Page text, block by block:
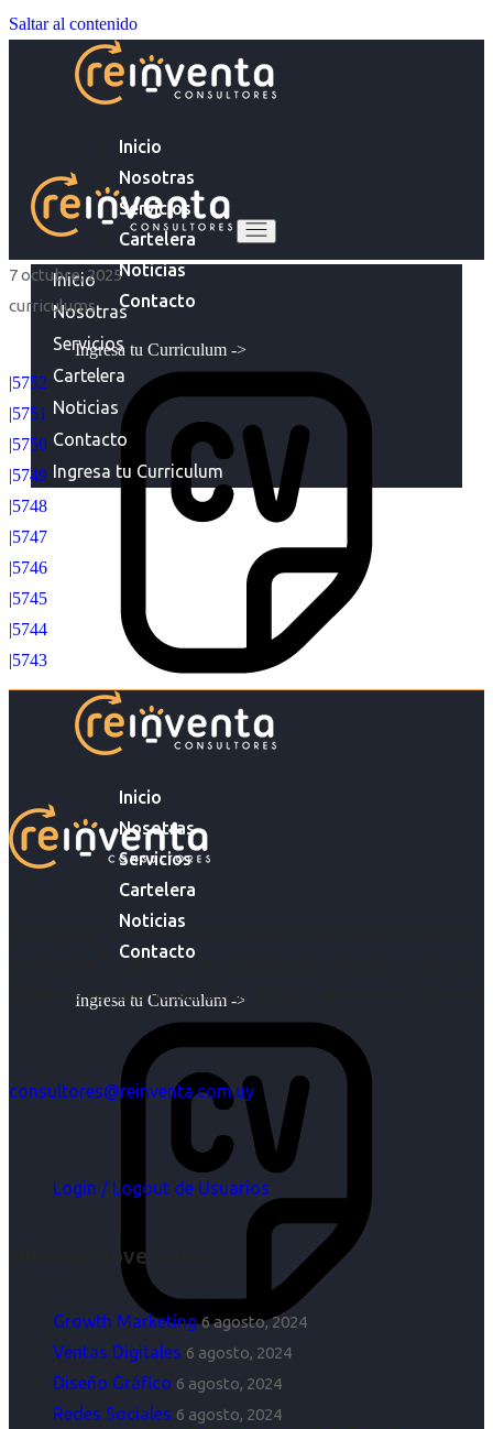
Saltar al contenido
Inicio
Nosotras
Servicios
Cartelera
Noticias
Contacto
Ingresa tu Curriculum ->
Inicio
Nosotras
Servicios
Cartelera
Noticias
Contacto
Ingresa tu Curriculum ->
Inicio
Nosotras
Servicios
Cartelera
Noticias
Contacto
Ingresa tu Curriculum
7 octubre, 2025
curriculums
|5752
|5751
|5750
|5749
|5748
|5747
|5746
|5745
|5744
|5743
Acompañar a empresas en su gestión de capital humano y
acompañar a personas en la búsqueda y encuentro de sus
objetivos es para nosotros un trabajo, pero antes un placer.
consultores@reinventa.com.uy
Login / Logout de Usuarios
Últimas Novedades
Growth Marketing 6 agosto, 2024
Ventas Digitales 6 agosto, 2024
Diseño Gráfico 6 agosto, 2024
Redes Sociales 6 agosto, 2024